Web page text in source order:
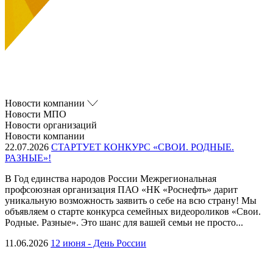
Новости компании
Новости МПО
Новости организаций
Новости компании
22.07.2026 СТАРТУЕТ КОНКУРС «СВОИ. РОДНЫЕ.
РАЗНЫЕ»!
В Год единства народов России Межрегиональная
профсоюзная организация ПАО «НК «Роснефть» дарит
уникальную возможность заявить о себе на всю страну! Мы
объявляем о старте конкурса семейных видеороликов «Свои.
Родные. Разные». Это шанс для вашей семьи не просто...
11.06.2026 12 июня - День России